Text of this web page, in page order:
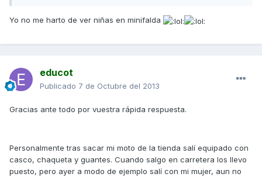
Yo no me harto de ver niñas en minifalda
educot
Publicado 7 de Octubre del 2013
Gracias ante todo por vuestra rápida respuesta.
Personalmente tras sacar mi moto de la tienda salí equipado con
casco, chaqueta y guantes. Cuando salgo en carretera los llevo
puesto, pero ayer a modo de ejemplo salí con mi mujer, aun no